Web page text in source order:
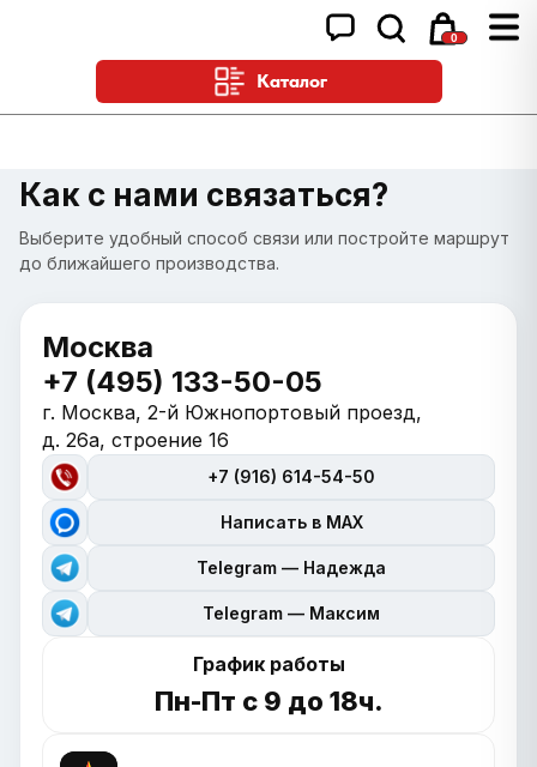
0
Каталог
Как с нами связаться?
Выберите удобный способ связи или постройте маршрут
до ближайшего производства.
Москва
+7 (495) 133-50-05
г. Москва, 2-й Южнопортовый проезд,
д. 26а, строение 16
+7 (916) 614-54-50
Написать в MAX
Telegram — Надежда
Telegram — Максим
График работы
Пн-Пт с 9 до 18ч.